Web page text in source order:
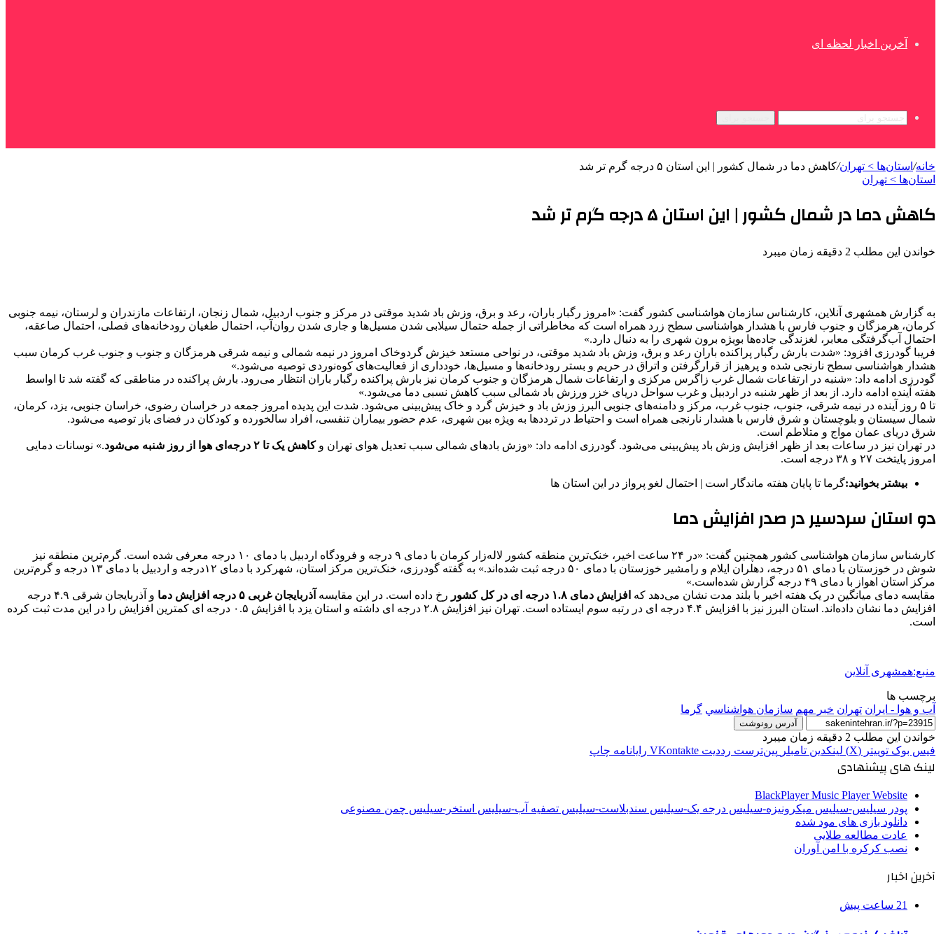
آخرین اخبار لحظه ای
خانه/ استان‌ها > تهران/کاهش دما در شمال کشور | این استان ۵ درجه گرم تر شد
استان‌ها > تهران
کاهش دما در شمال کشور | این استان ۵ درجه گرم تر شد
خواندن این مطلب 2 دقیقه زمان میبرد
به گزارش همشهری ‌آنلاین، کارشناس سازمان هواشناسی کشور گفت: «امروز رگبار باران، رعد و برق، وزش باد شدید موقتی در مرکز و جنوب اردبیل، شمال زنجان، ارتفاعات مازندران و لرستان، نیمه جنوبی
کرمان، هرمزگان و جنوب فارس با هشدار هواشناسی سطح زرد همراه است که مخاطراتی از جمله حتمال سیلابی شدن مسیل‌ها و جاری شدن روان‌آب، احتمال طغیان رودخانه‌های فصلی، احتمال صاعقه،
احتمال آب‌گرفتگی معابر، لغزندگی جاده‌ها بویژه برون شهری را به دنبال دارد.»
فریبا گودرزی افزود: «شدت بارش رگبار پراکنده باران رعد و برق، وزش باد شدید موقتی، در نواحی مستعد خیزش گردوخاک امروز در نیمه شمالی و نیمه شرقی هرمزگان و جنوب و جنوب غرب کرمان سبب
هشدار هواشناسی سطح نارنجی شده و پرهیز از قرارگرفتن و اتراق در حریم و بستر رودخانه‌ها و مسیل‌ها، خودداری از فعالیت‌های کوه‌نوردی توصیه می‌شود.»
گودرزی ادامه داد: «شنبه در ارتفاعات شمال غرب زاگرس مرکزی و ارتفاعات شمال هرمزگان و جنوب کرمان نیز بارش پراکنده رگبار باران انتظار می‌رود. بارش پراکنده در مناطقی که گفته شد تا اواسط
هفته آینده ادامه دارد. از بعد از ظهر شنبه در اردبیل و غرب سواحل دریای خزر ورزش باد شمالی سبب کاهش نسبی دما می‌شود.»
تا ۵ روز آینده در نیمه شرقی، جنوب، جنوب غرب، مرکز و دامنه‌های جنوبی البرز وزش باد و خیزش گرد و خاک پیش‌بینی می‌شود. شدت این پدیده امروز جمعه در خراسان رضوی، خراسان جنوبی، یزد، کرمان،
شمال سیستان و بلوچستان و شرق فارس با هشدار نارنجی همراه است و احتیاط در ترددها به ویژه بین شهری، عدم حضور بیماران تنفسی، افراد سالخورده و کودکان در فضای باز توصیه می‌شود.
شرق دریای عمان مواج و متلاطم است.
در تهران نیز در ساعات بعد از ظهر افزایش‌ وزش باد پیش‌بینی می‌شود. گودرزی ادامه داد: «وزش بادهای شمالی سبب تعدیل هوای تهران وکاهش یک تا ۲ درجه‌ای هوا از روز شنبه می‌شود
.» نوسانات دمایی
امروز پایتخت ۲۷ و ۳۸ درجه است.
بیشتر بخوانید:گرما تا پایان هفته ماندگار است | احتمال لغو پرواز در این استان ها
دو استان سردسیر در صدر افزایش دما
کارشناس سازمان هواشناسی کشور همچنین گفت: «در ۲۴ ساعت اخیر، خنک‌ترین منطقه کشور لاله‌زار کرمان با دمای ۹ درجه و فرودگاه اردبیل با دمای ۱۰ درجه معرفی شده است. گرم‌ترین منطقه نیز
شوش در خوزستان با دمای ۵۱ درجه، دهلران ایلام و رامشیر خوزستان با دمای ۵۰ درجه ثبت شده‌اند.» به گفته گودرزی، خنک‌ترین مرکز استان، شهرکرد با دمای ۱۲درجه و اردبیل با دمای ۱۳ درجه و گرم‌ترین
مرکز استان اهواز با دمای ۴۹ درجه گزارش شده‌است.»
مقایسه دمای میانگین در یک هفته اخیر با بلند مدت نشان می‌دهد که افزایش دمای ۱.۸ درجه ای در کل کشور رخ داده است. در این مقایسه آذربایجان غربی ۵ درجه افزایش دما
و آذربایجان شرقی ۴.۹ درجه
افزایش دما نشان داده‌اند. استان البرز نیز با افزایش ۴.۴ درجه ای در رتبه سوم ایستاده است. تهران نیز افزایش ۲.۸ درجه ای داشته و استان یزد با افزایش ۰.۵ درجه ای کمترین افزایش را در این مدت ثبت کرده
است.
منبع:همشهری آنلاین
برچسب ها
آب و هوا - ایران تهران خبر مهم سازمان هواشناسي گرما
آدرس رونوشت
خواندن این مطلب 2 دقیقه زمان میبرد
فیس بوک توییتر (X) لینکدین ‫تامبلر ‫پین‌ترست ‫رددیت ‫VKontakte رایانامه چاپ
لینک های پیشنهادی
BlackPlayer Music Player Website
پودر سیلیس-سیلیس میکرونیزه-سیلیس درجه یک-سیلیس سندبلاست-سیلیس تصفیه آب-سیلیس استخر-سیلیس چمن مصنوعی
دانلود بازی های مود شده
عادت مطالعه طلایی
نصب کرکره با امن آوران
آخرین اخبار
21 ساعت پیش